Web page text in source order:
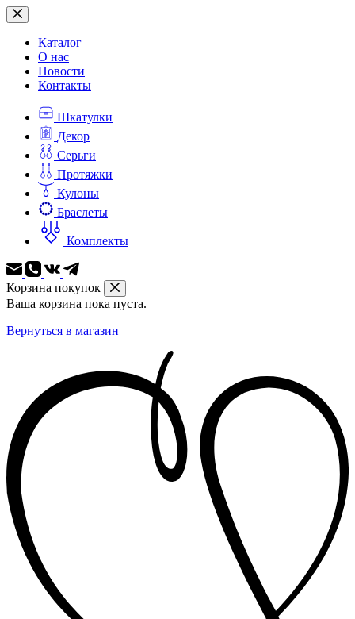
Перейти
к
сути
Каталог
О нас
Новости
Контакты
Шкатулки
Декор
Серьги
Протяжки
Кулоны
Браслеты
Комплекты
Корзина покупок
Ваша корзина пока пуста.
Вернуться в магазин